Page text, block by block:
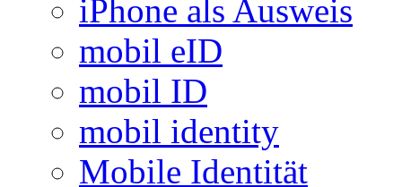
iPhone als Ausweis
mobil eID
mobil ID
mobil identity
Mobile Identität